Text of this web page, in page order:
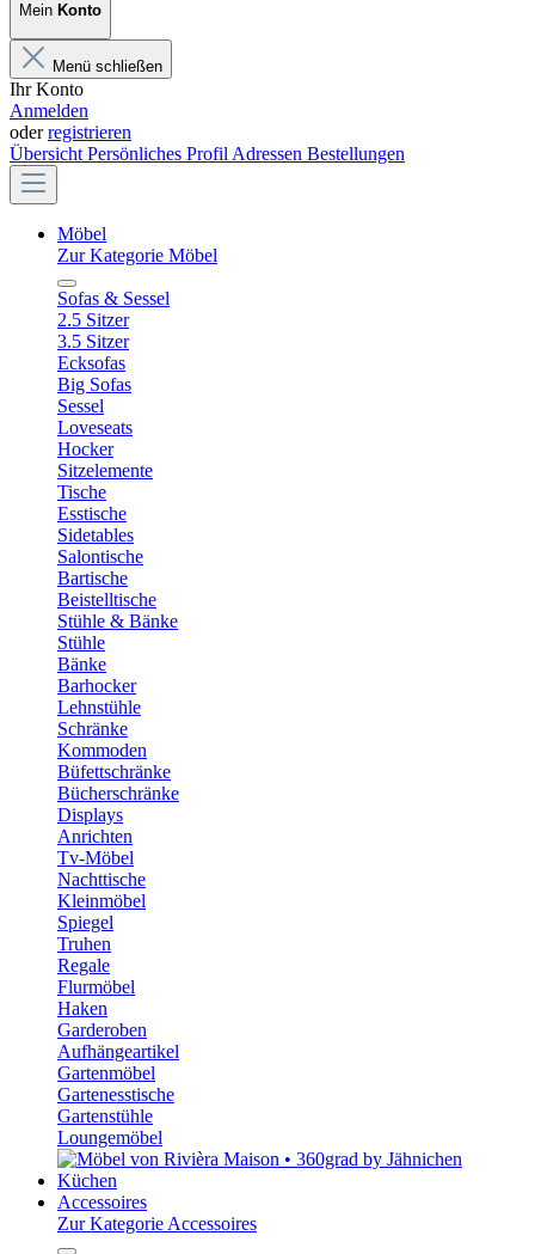
Mein Konto
Menü schließen
Ihr Konto
Anmelden
oderregistrieren
Übersicht Persönliches Profil Adressen Bestellungen
Möbel
Zur Kategorie Möbel
Sofas & Sessel
2.5 Sitzer
3.5 Sitzer
Ecksofas
Big Sofas
Sessel
Loveseats
Hocker
Sitzelemente
Tische
Esstische
Sidetables
Salontische
Bartische
Beistelltische
Stühle & Bänke
Stühle
Bänke
Barhocker
Lehnstühle
Schränke
Kommoden
Büfettschränke
Bücherschränke
Displays
Anrichten
Tv-Möbel
Nachttische
Kleinmöbel
Spiegel
Truhen
Regale
Flurmöbel
Haken
Garderoben
Aufhängeartikel
Gartenmöbel
Gartenesstische
Gartenstühle
Loungemöbel
Küchen
Accessoires
Zur Kategorie Accessoires